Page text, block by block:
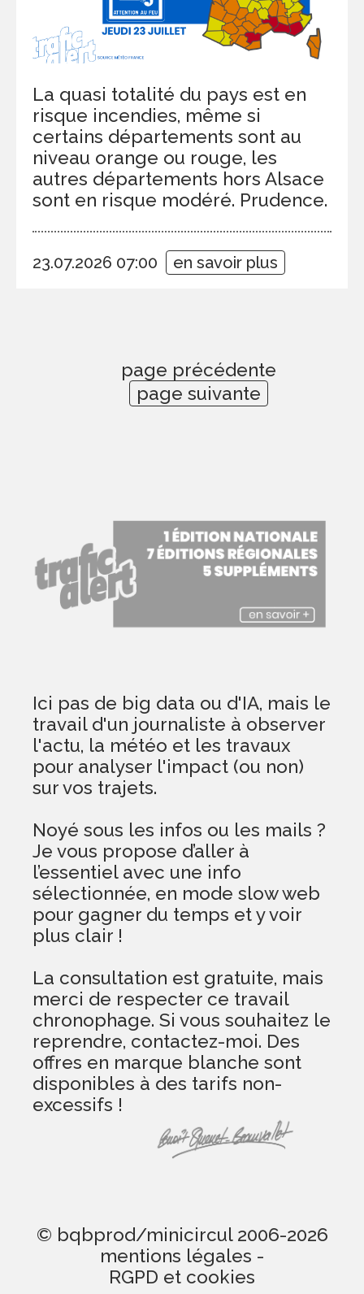
La quasi totalité du pays est en
risque incendies, même si
certains départements sont au
niveau orange ou rouge, les
autres départements hors Alsace
sont en risque modéré. Prudence.
23.07.2026 07:00 en savoir plus
page précédente
page suivante
Ici pas de big data ou d'IA, mais le
travail d'un journaliste à observer
l'actu, la météo et les travaux
pour analyser l'impact (ou non)
sur vos trajets.
Noyé sous les infos ou les mails ?
Je vous propose d’aller à
l’essentiel avec une info
sélectionnée, en mode slow web
pour gagner du temps et y voir
plus clair !
La consultation est gratuite, mais
merci de respecter ce travail
chronophage. Si vous souhaitez le
reprendre, contactez-moi. Des
offres en marque blanche sont
disponibles à des tarifs non-
excessifs !
© bqbprod/minicircul 2006-2026
mentions légales -
RGPD et cookies